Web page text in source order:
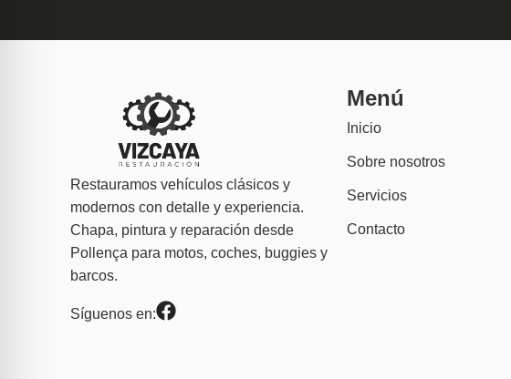
Restauramos vehículos clásicos y
modernos con detalle y experiencia.
Chapa, pintura y reparación desde
Pollença para motos, coches, buggies y
barcos.
Síguenos en:
Menú
Inicio
Sobre nosotros
Servicios
Contacto